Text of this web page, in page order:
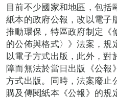
目前不少國家和地區，包括
紙本的政府公報，改以電子
推動環保，特區政府制定
的公佈與格式〉》法案，規
以電子方式出版，此外，對
障而無法於當日出版《公報
方式出版。同時，法案廢止
購及傳閱紙本《公報》的規